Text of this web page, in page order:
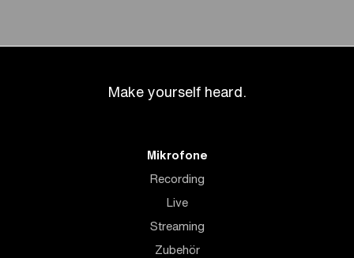
Make yourself heard.
Mikrofone
Recording
Live
Streaming
Zubehör